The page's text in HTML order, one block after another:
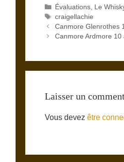
Catégories
Évaluations Le
Étiquettes
craigellachie
Canmore Glenrothes
Canmore Ardmore 10
Laisser un
Vous devez être